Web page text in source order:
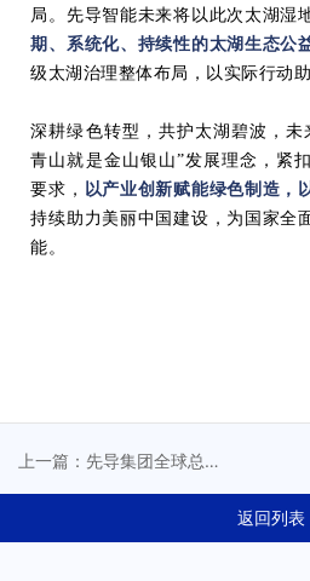
局。先导智能未来将 以此次太湖湿
期、系统化、持续性的太湖生态公
级太湖治理整体布局 ， 以 实际行动
深耕绿色转型，共护太湖碧波， 未
青山就是金山银山”发展理念，紧
要求，
以产业创新赋能绿色制造，
持续助力美丽中国建设，为 国家全
能。
上一篇：先导集团全球总
返回列表